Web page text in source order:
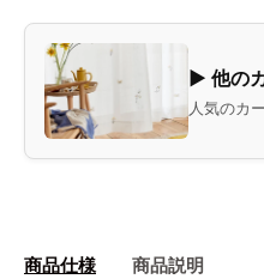
▶ 他の
人気のカ
商品仕様 商品説明